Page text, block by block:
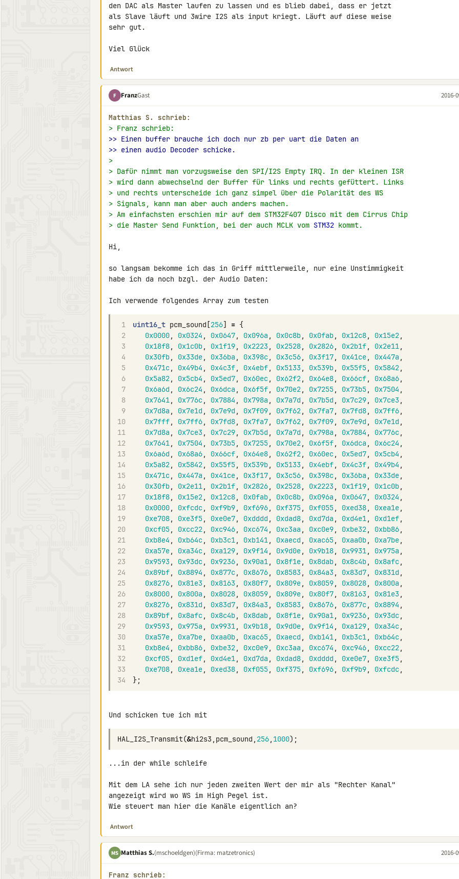
den DAC als Master laufen zu lassen und es blieb dabei, dass er jetzt
als Slave läuft und 3wire I2S als input kriegt. Läuft auf diese weise
sehr gut.
Viel Glück
Antwort
F FranzGast 2016-
Matthias S. schrieb:
> Franz schrieb:
>> Einen buffer brauche ich doch nur zb per uart die Daten an
>> einen audio Decoder schicke.
>
> Dafür nimmt man vorzugsweise den SPI/I2S Empty IRQ. In der kleinen ISR
> wird dann abwechselnd der Buffer für links und rechts gefüttert. Links
> und rechts unterscheide ich ganz simpel über die Polarität des WS
> Signals, kann man aber auch anders machen.
> Am einfachsten erschien mir auf dem STM32F407 Disco mit dem Cirrus Chip
> die Master Send Funktion, bei der auch MCLK vom STM32 kommt.
Hi,
so langsam bekomme ich das in Griff mittlerweile, nur eine Unstimmigkeit
habe ich da noch bzgl. der Audio Daten:
Ich verwende folgendes Array zum testen
1 uint16_t pcm_sound [256] = {
2
0x0000, 0x0324 , 0x0647, 0x096a, 0x0c8b, 0x0fab, 0x12c8, 0x15e2,
3
0x18f8, 0x1c0b, 0x1f19, 0x2223, 0x2528, 0x2826, 0x2b1f, 0x2e11,
4
0x30fb, 0x33de, 0x36ba, 0x398c, 0x3c56, 0x3f17, 0x41ce, 0x447a,
5
0x471c, 0x49b4 , 0x4c3f, 0x4ebf, 0x5133, 0x539b, 0x55f5, 0x5842,
6
0x5a82, 0x5cb4 , 0x5ed7, 0x60ec, 0x62f2, 0x64e8, 0x66cf, 0x68a6,
7
0x6a6d, 0x6c24 , 0x6dca, 0x6f5f, 0x70e2, 0x7255, 0x73b5, 0x7504 ,
8
0x7641, 0x776c, 0x7884 , 0x798a, 0x7a7d, 0x7b5d, 0x7c29, 0x7ce3,
9
0x7d8a, 0x7e1d, 0x7e9d, 0x7f09, 0x7f62, 0x7fa7, 0x7fd8, 0x7ff6,
10
0x7fff, 0x7ff6, 0x7fd8, 0x7fa7, 0x7f62, 0x7f09, 0x7e9d, 0x7e1d,
11
0x7d8a, 0x7ce3, 0x7c29, 0x7b5d, 0x7a7d, 0x798a, 0x7884 , 0x776c,
12
0x7641, 0x7504 , 0x73b5, 0x7255, 0x70e2, 0x6f5f, 0x6dca, 0x6c24 ,
13
0x6a6d, 0x68a6, 0x66cf, 0x64e8, 0x62f2, 0x60ec, 0x5ed7, 0x5cb4 ,
14
0x5a82, 0x5842, 0x55f5, 0x539b, 0x5133, 0x4ebf, 0x4c3f, 0x49b4 ,
15
0x471c, 0x447a, 0x41ce, 0x3f17, 0x3c56, 0x398c, 0x36ba, 0x33de,
16
0x30fb, 0x2e11, 0x2b1f, 0x2826, 0x2528, 0x2223, 0x1f19, 0x1c0b,
17
0x18f8, 0x15e2, 0x12c8, 0x0fab, 0x0c8b, 0x096a, 0x0647, 0x0324 ,
18
0x0000, 0xfcdc, 0xf9b9, 0xf696, 0xf375, 0xf055, 0xed38, 0xea1e,
19
0xe708, 0xe3f5, 0xe0e7, 0xdddd, 0xdad8, 0xd7da, 0xd4e1, 0xd1ef,
20
0xcf05, 0xcc22, 0xc946, 0xc674 , 0xc3aa, 0xc0e9, 0xbe32, 0xbb86,
21
0xb8e4 , 0xb64c, 0xb3c1, 0xb141, 0xaecd, 0xac65, 0xaa0b, 0xa7be,
22
0xa57e, 0xa34c, 0xa129, 0x9f14 , 0x9d0e, 0x9b18, 0x9931, 0x975a,
23
0x9593, 0x93dc, 0x9236, 0x90a1, 0x8f1e, 0x8dab, 0x8c4b, 0x8afc,
24
0x89bf, 0x8894 , 0x877c, 0x8676, 0x8583, 0x84a3, 0x83d7, 0x831d,
25
0x8276, 0x81e3, 0x8163, 0x80f7, 0x809e, 0x8059, 0x8028, 0x800a,
26
0x8000, 0x800a, 0x8028, 0x8059, 0x809e, 0x80f7, 0x8163, 0x81e3,
27
0x8276, 0x831d, 0x83d7, 0x84a3, 0x8583, 0x8676, 0x877c, 0x8894 ,
28
0x89bf, 0x8afc, 0x8c4b, 0x8dab, 0x8f1e, 0x90a1, 0x9236, 0x93dc,
29
0x9593, 0x975a, 0x9931, 0x9b18, 0x9d0e, 0x9f14 , 0xa129, 0xa34c,
30
0xa57e, 0xa7be, 0xaa0b, 0xac65, 0xaecd, 0xb141, 0xb3c1, 0xb64c,
31
0xb8e4 , 0xbb86, 0xbe32, 0xc0e9, 0xc3aa, 0xc674 , 0xc946, 0xcc22,
32
0xcf05, 0xd1ef, 0xd4e1, 0xd7da, 0xdad8, 0xdddd, 0xe0e7, 0xe3f5,
33
0xe708, 0xea1e, 0xed38, 0xf055, 0xf375, 0xf696, 0xf9b9, 0xfcdc,
34
};
Und schicken tue ich mit
HAL_I2S_Transmit(&hi2s3, pcm_sound, 256, 1000);
...in der while schleife
Mit dem LA sehe ich nur jeden zweiten Wert der mir als "Rechter Kanal"
angezeigt wird wo WS im High Pegel ist.
Wie steuert man hier die Kanäle eigentlich an?
Antwort
MS Matthias S.(mschoeldgen)(Firma: matzetronics) 2016-
Franz schrieb: